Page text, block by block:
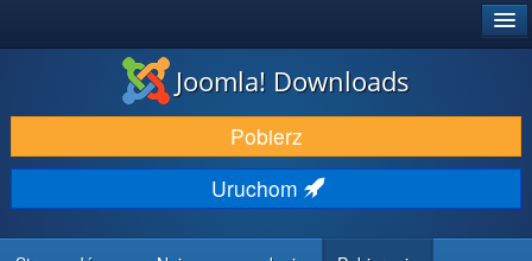
DODATKI I ROZSZERZENIA
ODKRYJ & POZNAJ
SPOŁECZNOŚĆ & WSPARCIE
ZASOBY DLA PROGRAMISTÓW
Joomla! Downloads
Pobierz
Uruchom